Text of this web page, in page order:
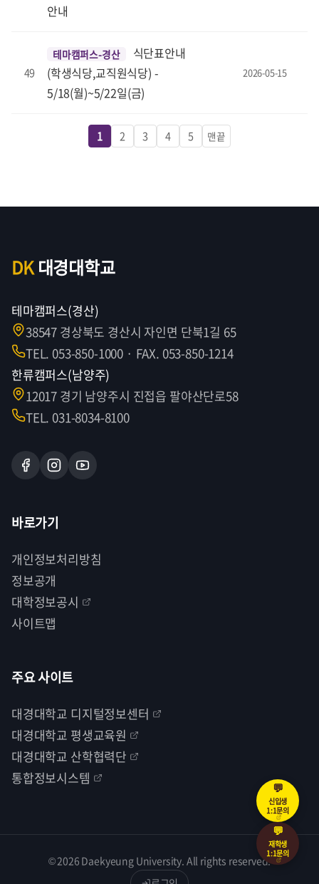
안내
49
테마캠퍼스-경산
식단표안내
(학생식당,교직원식당) -
5/18(월)~5/22일(금)
2026-05-15
1 2 3 4 5 맨끝
DK대경대학교
테마캠퍼스(경산)
38547 경상북도 경산시 자인면 단북1길 65
TEL. 053-850-1000 · FAX. 053-850-1214
한류캠퍼스(남양주)
12017 경기 남양주시 진접읍 팔야산단로58
TEL. 031-8034-8100
바로가기
개인정보처리방침
정보공개
대학정보공시
사이트맵
주요 사이트
대경대학교 디지털정보센터
대경대학교 평생교육원
대경대학교 산학협력단
통합정보시스템
© 2026 Daekyeung University. All rights reserved.
💬
신입생
1:1문의
💬
재학생
1:1문의